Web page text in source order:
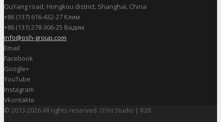
OuYang road, Hongkou district, Shanghai, China
+86 (137) 616-432-27 Клим
+86 (131) 278-306-25 Вадим
info@osh-group.com
Email
Facebook
Google+
YouTube
Instagram
Vkontakte
© 2013-2026 All rights reserved. OSH Studio | R2B